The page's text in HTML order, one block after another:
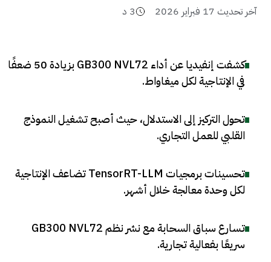
آخر تحديث 17 فبراير 2026 3 د
كشفت إنفيديا عن أداء GB300 NVL72 بزيادة 50 ضعفًا
في الإنتاجية لكل ميغاواط.
تحول التركيز إلى الاستدلال، حيث أصبح تشغيل النموذج
القلبي للعمل التجاري.
تحسينات برمجيات TensorRT-LLM تضاعف الإنتاجية
لكل وحدة معالجة خلال أشهر.
تسارع سباق السحابة مع نشر نظم GB300 NVL72
سريعًا بفعالية تجارية.